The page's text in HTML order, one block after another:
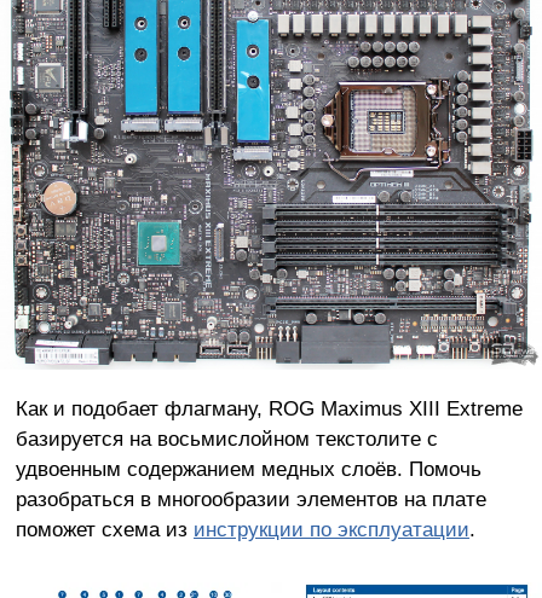
Как и подобает флагману, ROG Maximus XIII Extreme
базируется на восьмислойном текстолите с
удвоенным содержанием медных слоёв. Помочь
разобраться в многообразии элементов на плате
поможет схема из инструкции по эксплуатации.